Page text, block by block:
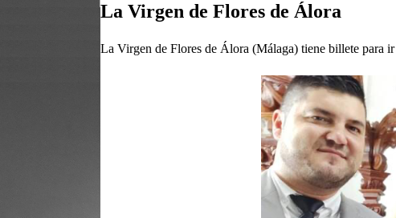
La Virgen de Flores de Álora
La Virgen de Flores de Álora (Málaga) tiene billete para